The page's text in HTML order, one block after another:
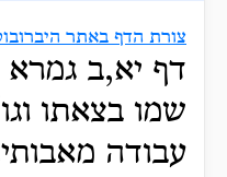
צורת הדף באתר
דף יא,ב גמרא
שמו בצאתו
עבודה